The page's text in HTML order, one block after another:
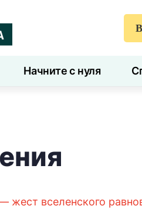
Начните с нуля
вселенского